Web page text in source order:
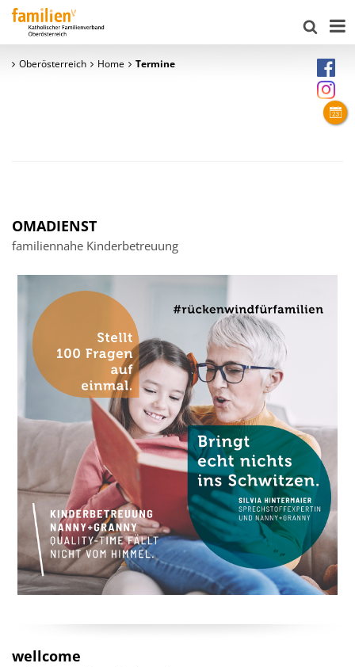
Oberösterreich Home Termine
OMADIENST
familiennahe Kinderbetreuung
wellcome